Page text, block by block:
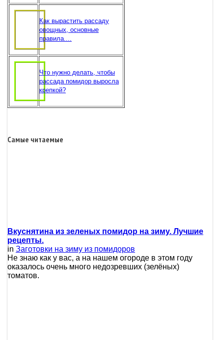
Как вырастить рассаду
овощных, основные
правила....
Что нужно делать, чтобы
рассада помидор выросла
крепкой?
Самые читаемые
Вкуснятина из зеленых помидор на зиму. Лучшие
рецепты.
in Заготовки на зиму из помидоров
Не знаю как у вас, а на нашем огороде в этом году
оказалось очень много недозревших (зелёных)
томатов.